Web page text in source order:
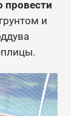
провести
и